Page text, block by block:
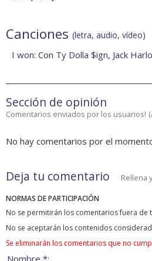
Canciones (letra, audio, vídeo)
I won: Con Ty Dolla $ign, Jack
Sección de opinión
Comentarios enviados por los usuarios! (
No hay comentarios por el
Deja tu comentario Rellena
NORMAS DE PARTICIPACIÓN
No se permitirán los comentarios fuera de
No se aceptarán los contenidos
Se eliminarán los comentarios que no